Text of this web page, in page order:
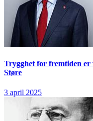
Trygghet for fremtiden er
Støre
3 april 2025